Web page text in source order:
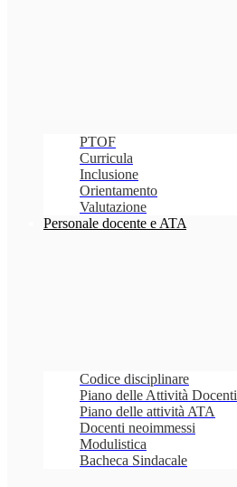
PTOF
Curricula
Inclusione
Orientamento
Valutazione
Personale docente e ATA
Codice disciplinare
Piano delle Attività Docenti
Piano delle attività ATA
Docenti neoimmessi
Modulistica
Bacheca Sindacale